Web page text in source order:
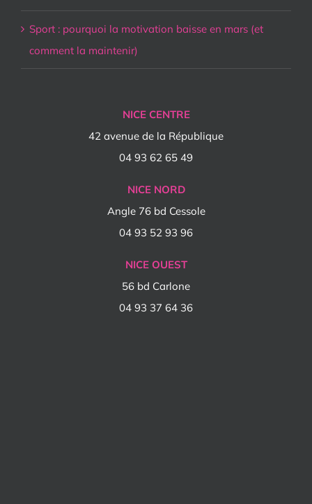
Sport : pourquoi la motivation baisse en mars (et
comment la maintenir)
NICE CENTRE
42 avenue de la République
04 93 62 65 49
NICE NORD
Angle 76 bd Cessole
04 93 52 93 96
NICE OUEST
56 bd Carlone
04 93 37 64 36